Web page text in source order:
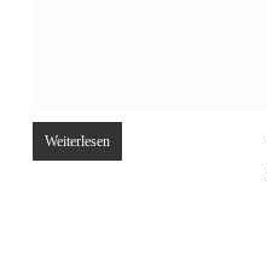
Weiterlesen